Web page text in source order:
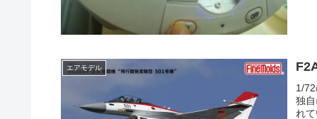
エアモデル
1/
独
れ